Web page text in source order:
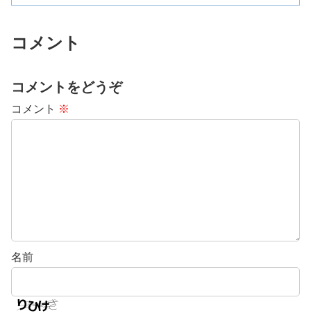
コメント
コメントをどうぞ
コメント ※
名前